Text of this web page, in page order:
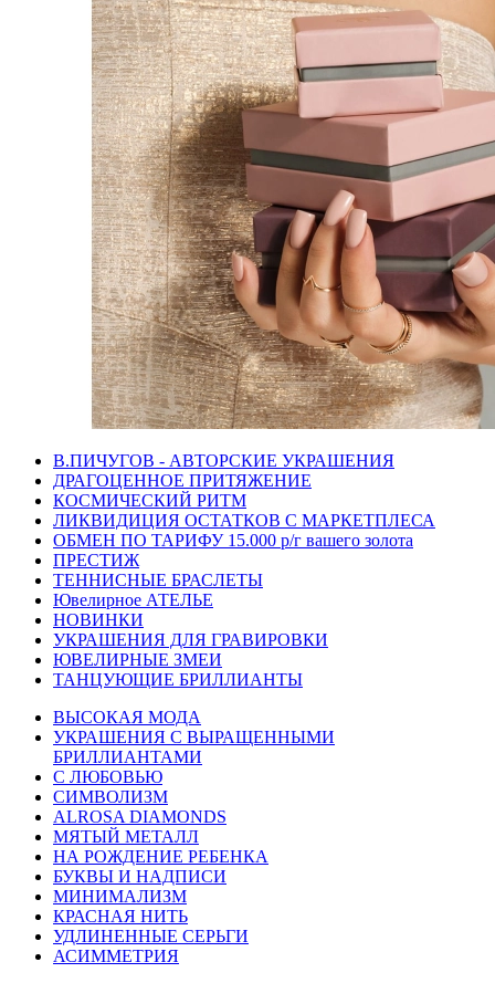
В.ПИЧУГОВ - АВТОРСКИЕ УКРАШЕНИЯ
ДРАГОЦЕННОЕ ПРИТЯЖЕНИЕ
КОСМИЧЕСКИЙ РИТМ
ЛИКВИДИЦИЯ ОСТАТКОВ С МАРКЕТПЛЕСА
ОБМЕН ПО ТАРИФУ 15.000 р/г вашего золота
ПРЕСТИЖ
ТЕННИСНЫЕ БРАСЛЕТЫ
Ювелирное АТЕЛЬЕ
НОВИНКИ
УКРАШЕНИЯ ДЛЯ ГРАВИРОВКИ
ЮВЕЛИРНЫЕ ЗМЕИ
ТАНЦУЮЩИЕ БРИЛЛИАНТЫ
ВЫСОКАЯ МОДА
УКРАШЕНИЯ С ВЫРАЩЕННЫМИ
БРИЛЛИАНТАМИ
С ЛЮБОВЬЮ
СИМВОЛИЗМ
ALROSA DIAMONDS
МЯТЫЙ МЕТАЛЛ
НА РОЖДЕНИЕ РЕБЕНКА
БУКВЫ И НАДПИСИ
МИНИМАЛИЗМ
КРАСНАЯ НИТЬ
УДЛИНЕННЫЕ СЕРЬГИ
АСИММЕТРИЯ